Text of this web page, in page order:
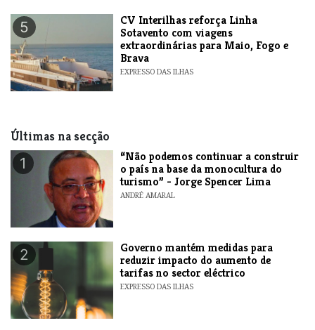
5
​CV Interilhas reforça Linha
Sotavento com viagens
extraordinárias para Maio, Fogo e
Brava
EXPRESSO DAS ILHAS
Últimas na secção
1
“Não podemos continuar a construir
o país na base da monocultura do
turismo” - Jorge Spencer Lima
ANDRÉ AMARAL
2
Governo mantém medidas para
reduzir impacto do aumento de
tarifas no sector eléctrico
EXPRESSO DAS ILHAS